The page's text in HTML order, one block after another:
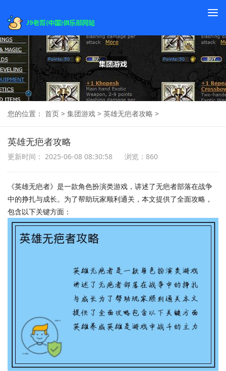
您的位置： 首页 > 集团游戏 > 英雄无疤者攻略 >
英雄无疤者攻略
更新时间： 2025-06-08 08:30:58 浏览：860
《英雄无疤者》是一款角色扮演类游戏，讲述了无疤者部落在战争
中的挣扎与成长。为了帮助玩家顺利通关，本文提供了全面攻略，
包含以下关键方面：